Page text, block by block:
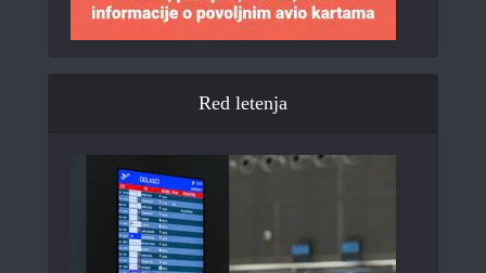
Red letenja